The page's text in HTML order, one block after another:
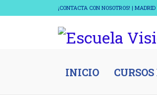
¡CONTACTA CON NOSOTROS! |
INICIO